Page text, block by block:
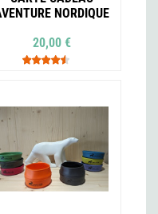
NORDIQUE
20,00 €